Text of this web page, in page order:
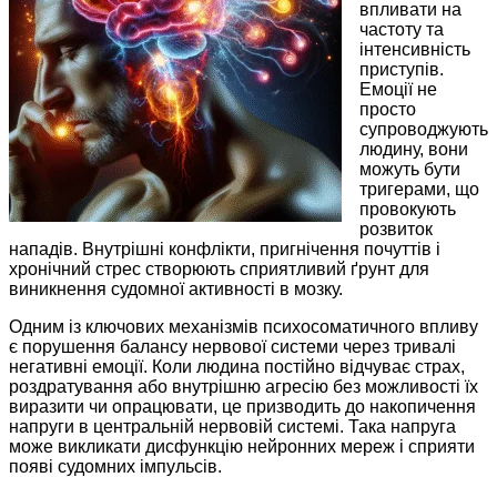
впливати на
частоту та
інтенсивність
приступів.
Емоції не
просто
супроводжують
людину, вони
можуть бути
тригерами, що
провокують
розвиток
нападів. Внутрішні конфлікти, пригнічення почуттів і
хронічний стрес створюють сприятливий ґрунт для
виникнення судомної активності в мозку.
Одним із ключових механізмів психосоматичного впливу
є порушення балансу нервової системи через тривалі
негативні емоції. Коли людина постійно відчуває страх,
роздратування або внутрішню агресію без можливості їх
виразити чи опрацювати, це призводить до накопичення
напруги в центральній нервовій системі. Така напруга
може викликати дисфункцію нейронних мереж і сприяти
появі судомних імпульсів.